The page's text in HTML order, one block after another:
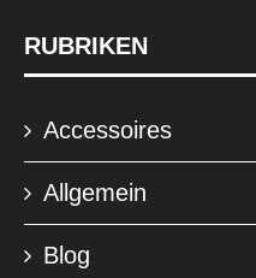
RUBRIKEN
Accessoires
Allgemein
Blog